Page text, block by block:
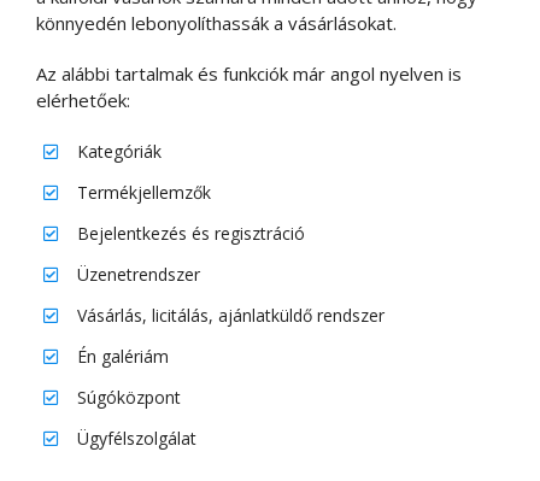
könnyedén lebonyolíthassák a vásárlásokat.
Az alábbi tartalmak és funkciók már angol nyelven is
elérhetőek:
Kategóriák
Termékjellemzők
Bejelentkezés és regisztráció
Üzenetrendszer
Vásárlás, licitálás, ajánlatküldő rendszer
Én galériám
Súgóközpont
Ügyfélszolgálat